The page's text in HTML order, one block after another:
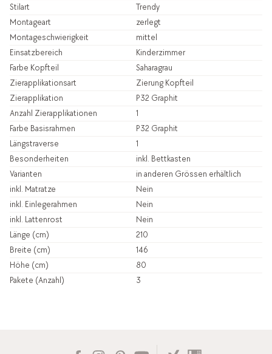
Stilart
Trendy
Montageart
zerlegt
Montageschwierigkeit
mittel
Einsatzbereich
Kinderzimmer
Farbe Kopfteil
Saharagrau
Zierapplikationsart
Zierung Kopfteil
Zierapplikation
P32 Graphit
Anzahl Zierapplikationen
1
Farbe Basisrahmen
P32 Graphit
Längstraverse
1
Besonderheiten
inkl. Bettkasten
Varianten
in anderen Grössen erhältlich
inkl. Matratze
Nein
inkl. Einlegerahmen
Nein
inkl. Lattenrost
Nein
Länge (cm)
210
Breite (cm)
146
Höhe (cm)
80
Pakete (Anzahl)
3